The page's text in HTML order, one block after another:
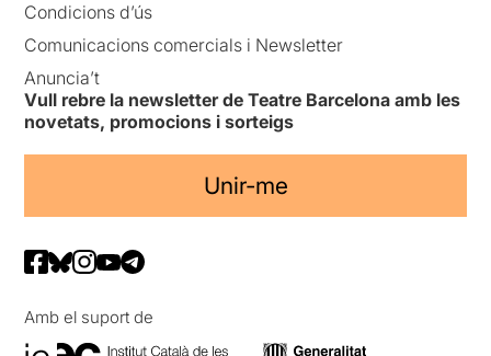
Condicions d’ús
Comunicacions comercials i Newsletter
Anuncia’t
Vull rebre la newsletter de Teatre Barcelona amb les
novetats, promocions i sorteigs
Unir-me
Amb el suport de